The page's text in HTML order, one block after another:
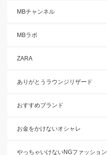
MBチャンネル
MBラボ
ZARA
ありがとうラウンジリザード
おすすめブランド
お金をかけないオシャレ
やっちゃいけないNGファッション